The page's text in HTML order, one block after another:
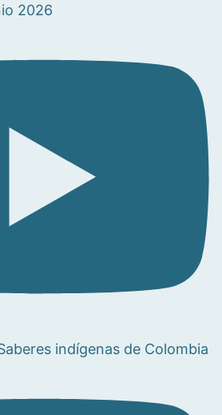
2026
Saberes indígenas de Colombia